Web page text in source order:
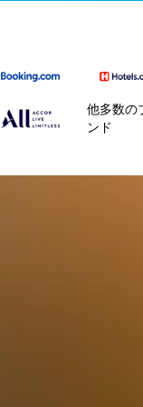
他多数の
ンド